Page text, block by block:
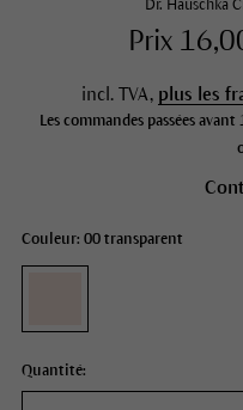
Dr. Hauschka
Prix
incl. TVA, plus les
Les commandes passées
Couleur: 00 transparent
Quantité: